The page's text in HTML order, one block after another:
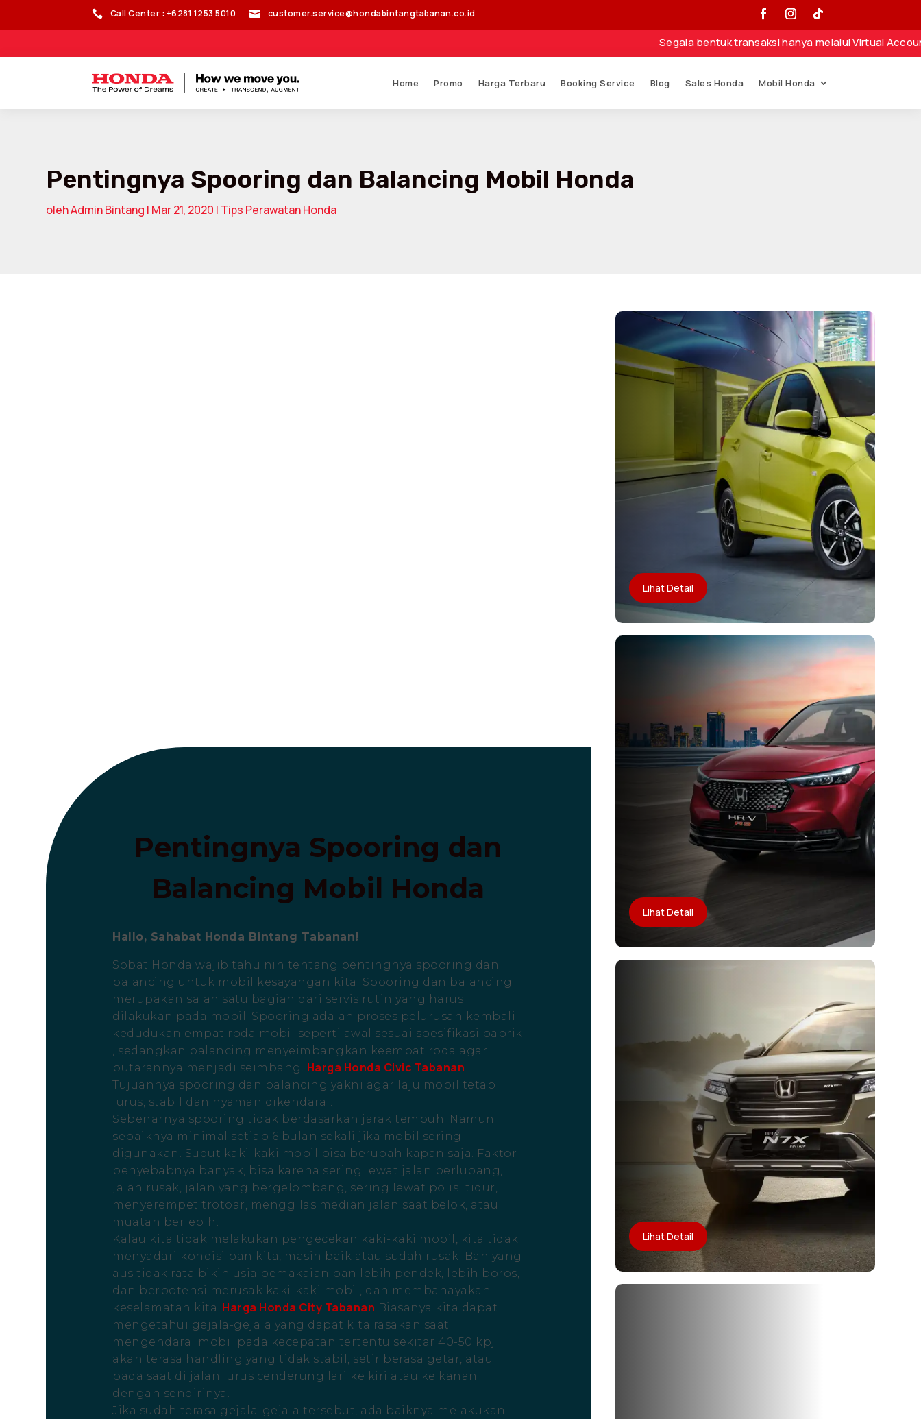
 Call Center : +6281 1253 5010  customer.service@hondabintangtabanan.co.id
Segala bentuk transaksi hanya melalui Virtual Account atau
Home Promo Harga Terbaru Booking Service Blog Sales Honda Mobil Honda
Pentingnya Spooring dan Balancing Mobil Honda
olehAdmin Bintang | Mar 21, 2020 | Tips Perawatan Honda
Pentingnya Spooring dan
Balancing Mobil Honda
Hallo, Sahabat Honda Bintang Tabanan!
Sobat Honda wajib tahu nih tentang pentingnya spooring dan
balancing untuk mobil kesayangan kita. Spooring dan balancing
merupakan salah satu bagian dari servis rutin yang harus
dilakukan pada mobil. Spooring adalah proses pelurusan kembali
kedudukan empat roda mobil seperti awal sesuai spesifikasi pabrik
, sedangkan balancing menyeimbangkan keempat roda agar
putarannya menjadi seimbang. Harga Honda Civic Tabanan
Tujuannya spooring dan balancing yakni agar laju mobil tetap
lurus, stabil dan nyaman dikendarai.
Sebenarnya spooring tidak berdasarkan jarak tempuh. Namun
sebaiknya minimal setiap 6 bulan sekali jika mobil sering
digunakan. Sudut kaki-kaki mobil bisa berubah kapan saja. Faktor
penyebabnya banyak, bisa karena sering lewat jalan berlubang,
jalan rusak, jalan yang bergelombang, sering lewat polisi tidur,
menyerempet trotoar, menggilas median jalan saat belok, atau
muatan berlebih.
Kalau kita tidak melakukan pengecekan kaki-kaki mobil, kita tidak
menyadari kondisi ban kita, masih baik atau sudah rusak. Ban yang
aus tidak rata bikin usia pemakaian ban lebih pendek, lebih boros,
dan berpotensi merusak kaki-kaki mobil, dan membahayakan
keselamatan kita. Harga Honda City Tabanan Biasanya kita dapat
mengetahui gejala-gejala yang dapat kita rasakan saat
mengendarai mobil pada kecepatan tertentu sekitar 40-50 kpj
akan terasa handling yang tidak stabil, setir berasa getar, atau
pada saat di jalan lurus cenderung lari ke kiri atau ke kanan
dengan sendirinya.
Jika sudah terasa gejala-gejala tersebut, ada baiknya melakukan
Lihat Detail
Lihat Detail
Lihat Detail